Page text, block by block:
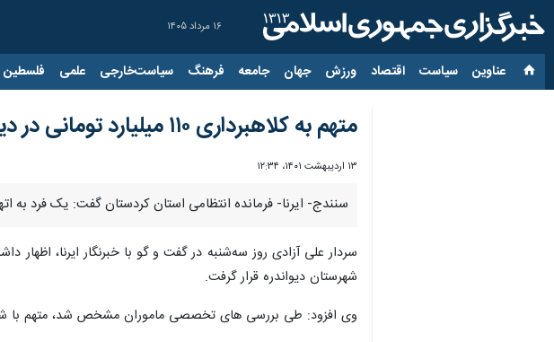
۱۶ مرداد ۱۴۰۵
عناوین‌ سیاست اقتصاد ورزش جهان جامعه فرهنگ سیاست‌خارجی علمی فلسطین
متهم به کلاهبرداری ۱۱۰ میلیارد تومانی در دیواندره دستگیر شد
۱۳ اردیبهشت ۱۴۰۱، ۱۲:۳۴
سنندج- ایرنا- فرمانده انتظامی استان کردستان گفت: یک فرد به اتهام کلاهبرداری ۱۱۰ میلیارد تومانی در دیواندره در یک استان دیگر دستگیر شده
سردار علی آزادی روز سه‌شنبه در گفت و گو با خبرنگار ایرنا، اظهار
شهرستان دیواندره قرار گرفت.
وی افزود: طی بررسی های تخصصی ماموران مشخص شد، متهم با